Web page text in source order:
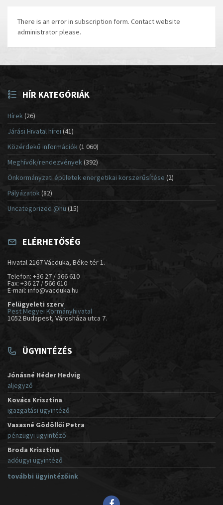
There is an error in subscription form. Contact website
administrator please.
HÍR KATEGÓRIÁK
Hírek(26)
Járási Hivatal hírei (41)
Közérdekű információk(1 060)
Meghívók/rendezvények (392)
Önkormányzati épületek energetikai korszerűsítése (2)
Pályázatok (82)
Uncategorized @hu (15)
ELÉRHETŐSÉG
Hivatal 2167 Vácduka, Béke tér 1.
Telefon: +36 27 / 566 610
Fax: +36 27 / 566 610
E-mail: info@vacduka.hu
Felügyeleti szerv
Pest Megyei Kormányhivatal
1052 Budapest, Városháza utca 7.
ÜGYINTÉZÉS
Jónásné Héder Hedvig
aljegyző
Kovács Krisztina
igazgatási ügyintéző
Vasasné Gödöllői Petra
pénzügyi ügyintéző
Broda Krisztina
adóügyi ügyintéző
további ügyintézőink